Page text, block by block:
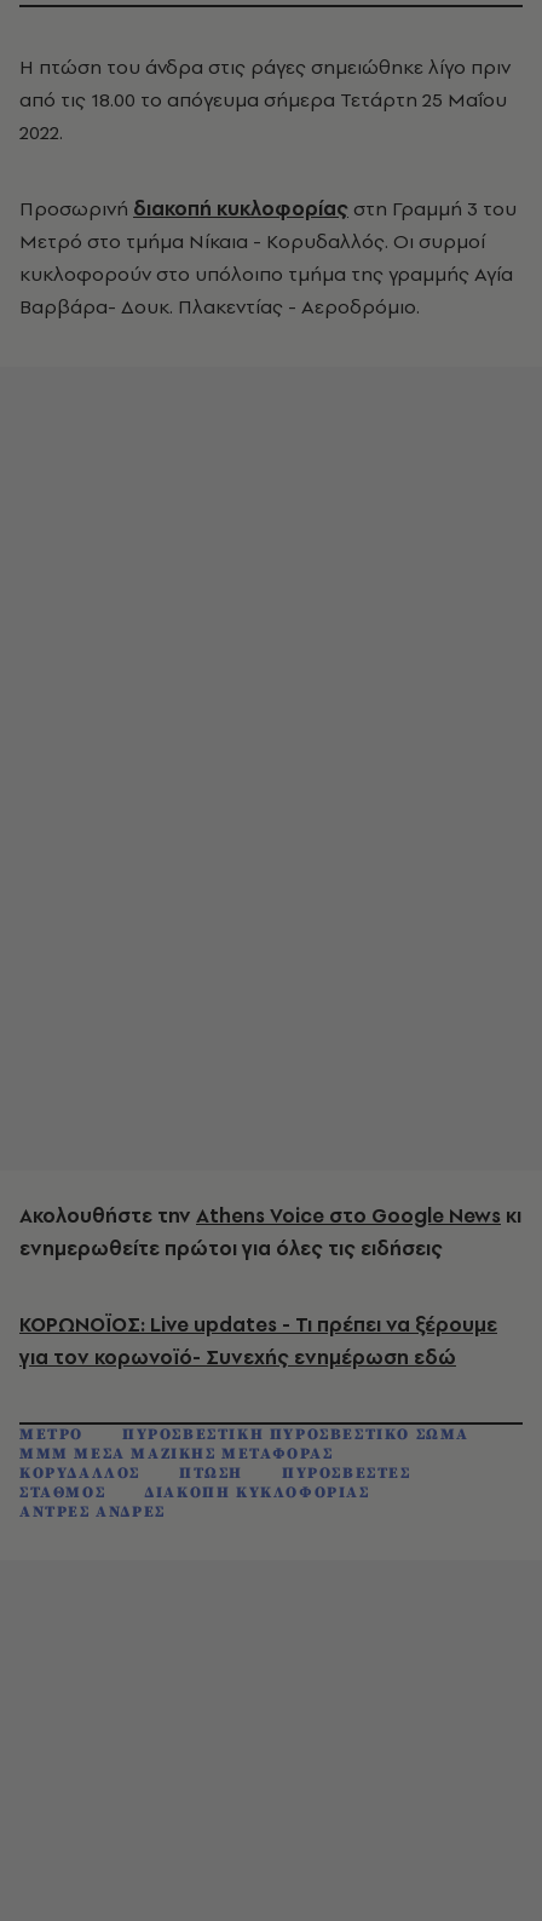
Η πτώση του άνδρα στις ράγες σημειώθηκε λίγο πριν
από τις 18.00 το απόγευμα σήμερα Τετάρτη 25 Μαΐου
2022.
Προσωρινή διακοπή κυκλοφορίας στη Γραμμή 3 του
Μετρό στο τμήμα Νίκαια - Κορυδαλλός. Οι συρμοί
κυκλοφορούν στο υπόλοιπο τμήμα της γραμμής Αγία
Βαρβάρα- Δουκ. Πλακεντίας - Αεροδρόμιο.
Ακολουθήστε την Athens Voice στο Google News κι
ενημερωθείτε πρώτοι για όλες τις ειδήσεις
ΚΟΡΩΝΟΪΟΣ: Live updates - Τι πρέπει να ξέρουμε
για τον κορωνοϊό- Συνεχής ενημέρωση εδώ
ΜΕΤΡΟ
ΠΥΡΟΣΒΕΣΤΙΚΗ ΠΥΡΟΣΒΕΣΤΙΚΟ ΣΩΜΑ
ΜΜΜ ΜΕΣΑ ΜΑΖΙΚΗΣ ΜΕΤΑΦΟΡΑΣ
ΚΟΡΥΔΑΛΛΟΣ
ΠΤΩΣΗ
ΠΥΡΟΣΒΕΣΤΕΣ
ΣΤΑΘΜΟΣ
ΔΙΑΚΟΠΗ ΚΥΚΛΟΦΟΡΙΑΣ
ΑΝΤΡΕΣ ΑΝΔΡΕΣ